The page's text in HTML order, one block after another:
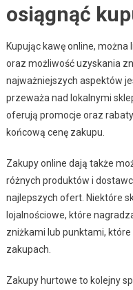
osiągnąć
Kupując kawę online,
oraz możliwość uzyskania
najważniejszych aspektów
przeważa nad lokalnymi
oferują promocje oraz
końcową cenę zakupu.
Zakupy online dają także
różnych produktów i
najlepszych ofert. Niektóre
lojalnościowe, które
zniżkami lub punktami,
zakupach.
Zakupy hurtowe to kolejny